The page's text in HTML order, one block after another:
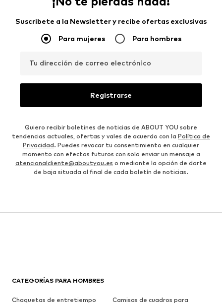
Suscríbete a la Newsletter y recibe ofertas exclusivas
Para mujeres Para hombres
Tu dirección de correo electrónico
Registrarse
Quiero recibir boletines de noticias de ABOUT YOU sobre
tendencias actuales, ofertas y vales de acuerdo con la Política de
Privacidad. Puedes revocar tu consentimiento en cualquier
momento con efectos futuros con solo enviar un mensaje a
atencionalcliente@aboutyou.es o mediante la opción de darte
de baja situada al final de cada boletín de noticias.
CATEGORÍAS PARA HOMBRES
Chaquetas de entretiempo
Camisas de cuadros para